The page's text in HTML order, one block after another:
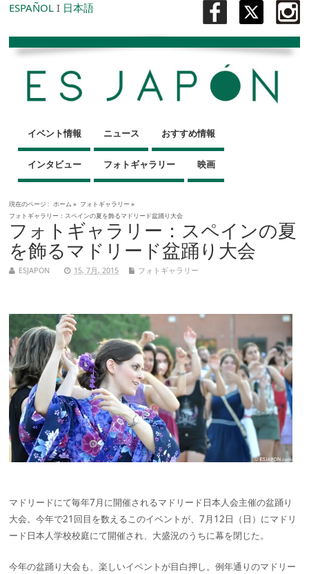
ESPAÑOL I 日本語
イベント情報 ニュース おすすめ情報
インタビュー フォトギャラリー 映画
現在のページ : ホーム » フォトギャラリー»
フォトギャラリー：スペインの夏を飾るマドリード盆踊り大会
フォトギャラリー：スペインの夏
を飾るマドリード盆踊り大会
ESJAPON 15, 7月, 2015 フォトギャラリー
マドリードにて毎年7月に開催されるマドリード日本人会主催の盆踊り
大会。今年で21回目を数えるこのイベントが、7月12日（日）にマドリ
ード日本人学校校庭にて開催され、大盛況のうちに幕を閉じた。
今年の盆踊り大会も、楽しいイベントが目白押し。例年通りのマドリー